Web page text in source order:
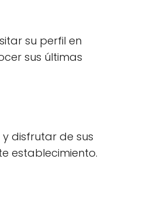
su perfil en
sus últimas
disfrutar de sus
establecimiento.